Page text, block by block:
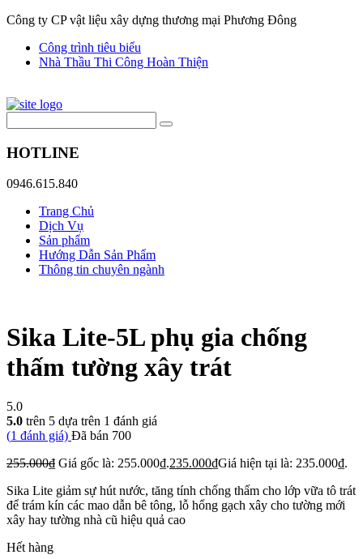
Công ty CP vật liệu xây dựng thương mại Phương Đông
Công trình tiêu biểu
Nhà Thầu Thi Công Hoàn Thiện
HOTLINE
0946.615.840
Trang Chủ
Dịch Vụ
Sản phẩm
Hướng Dẫn Sản Phẩm
Thông tin chuyên ngành
Sika Lite-5L phụ gia chống
thấm tường xây trát
5.0
5.0 trên 5 dựa trên 1 đánh giá
(1 đánh giá) Đã bán 700
255.000₫ Giá gốc là: 255.000₫.235.000₫Giá hiện tại là: 235.000₫.
Sika Lite giảm sự hút nước, tăng tính chống thấm cho lớp vữa tô trát
để trám kín các mao dẫn bê tông, lỗ hổng gạch xây cho tường mới
xây hay tường nhà cũ hiệu quả cao
Hết hàng